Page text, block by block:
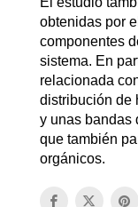
obtenidas por
componentes
sistema. En
relacionada
distribución de
y unas bandas
que también
orgánicos.